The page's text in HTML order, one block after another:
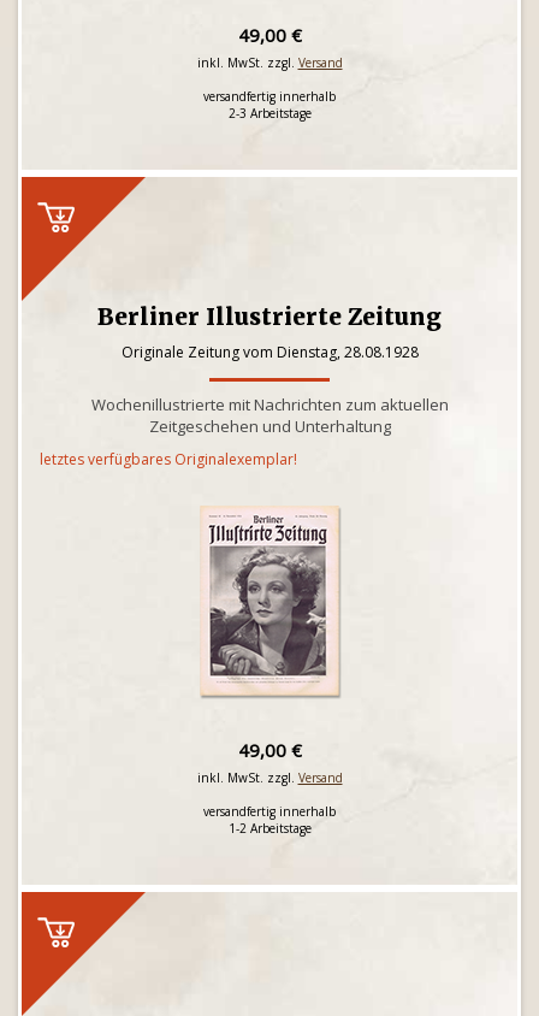
49,00 €
inkl. MwSt. zzgl. Versand
versandfertig innerhalb
2-3 Arbeitstage
Berliner Illustrierte Zeitung
Originale Zeitung vom Dienstag, 28.08.1928
Wochenillustrierte mit Nachrichten zum aktuellen
Zeitgeschehen und Unterhaltung
letztes verfügbares Originalexemplar!
49,00 €
inkl. MwSt. zzgl. Versand
versandfertig innerhalb
1-2 Arbeitstage